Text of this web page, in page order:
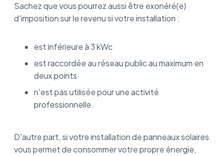
Sachez que vous pourrez aussi être exonéré(e)
d'imposition sur le revenu si votre installation :
est inférieure à 3 kWc
est raccordée au réseau public au maximum en
deux points
n'est pas utilisée pour une activité
professionnelle.
D'autre part, si votre installation de panneaux solaires
vous permet de consommer votre propre énergie,